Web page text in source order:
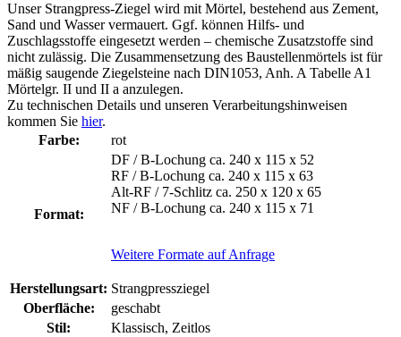
Unser Strangpress-Ziegel wird mit Mörtel, bestehend aus Zement,
Sand und Wasser vermauert. Ggf. können Hilfs- und
Zuschlagsstoffe eingesetzt werden – chemische Zusatzstoffe sind
nicht zulässig. Die Zusammensetzung des Baustellenmörtels ist für
mäßig saugende Ziegelsteine nach DIN1053, Anh. A Tabelle A1
Mörtelgr. II und II a anzulegen.
Zu technischen Details und unseren Verarbeitungshinweisen
kommen Sie hier.
Farbe:
rot
Format:
DF / B-Lochung ca. 240 x 115 x 52
RF / B-Lochung ca. 240 x 115 x 63
Alt-RF / 7-Schlitz ca. 250 x 120 x 65
NF / B-Lochung ca. 240 x 115 x 71
Weitere Formate auf Anfrage
Herstellungsart: Strangpressziegel
Oberfläche:
geschabt
Stil:
Klassisch, Zeitlos